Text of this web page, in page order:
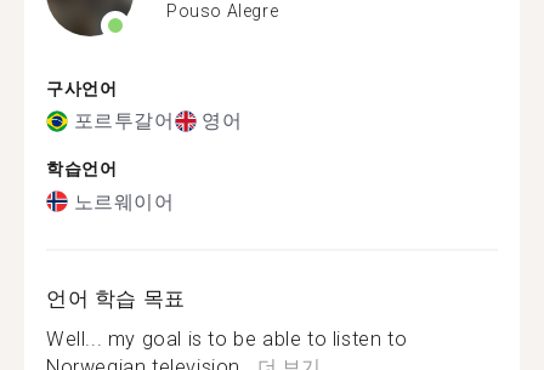
Pouso Alegre
구사언어
포르투갈어 영어
학습언어
노르웨이어
언어 학습 목표
Well... my goal is to be able to listen to